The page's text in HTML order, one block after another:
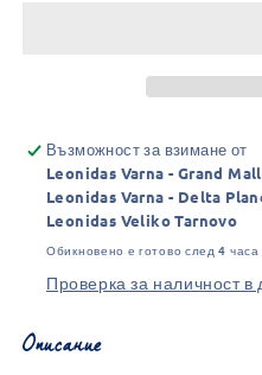
Възможност за взимане от
Leonidas Varna - Grand Mall
Leonidas Varna - Delta
Leonidas Veliko Tarnovo
Обикновено е готово след 4 часа
Проверка за наличност в
Описание